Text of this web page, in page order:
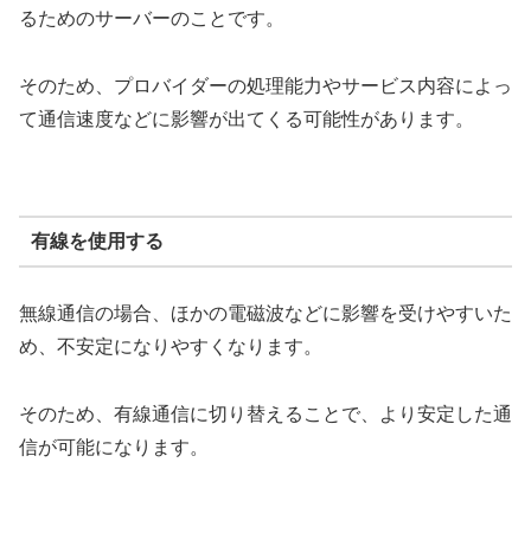
るためのサーバーのことです。
そのため、プロバイダーの処理能力やサービス内容によっ
て通信速度などに影響が出てくる可能性があります。
有線を使用する
無線通信の場合、ほかの電磁波などに影響を受けやすいた
め、不安定になりやすくなります。
そのため、有線通信に切り替えることで、より安定した通
信が可能になります。